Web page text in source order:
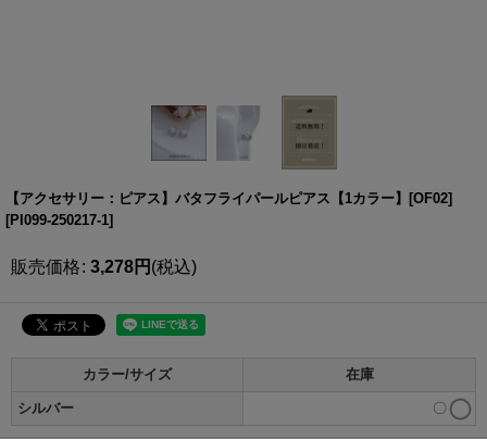
【アクセサリー：ピアス】バタフライパールピアス【1カラー】[OF02]
[PI099-250217-1]
販売価格: 3,278円 (税込)
カラー/サイズ 在庫
シルバー 〇